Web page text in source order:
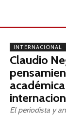
INTERNACIONAL
Claudio
El periodista y